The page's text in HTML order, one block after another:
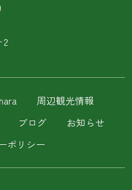
周辺観光情報
ブログ
お知らせ
ポリシー